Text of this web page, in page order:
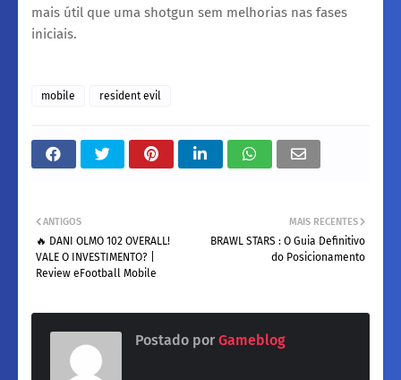
mais útil que uma shotgun sem melhorias nas fases
iniciais.
mobile resident evil
MAIS RECENTES
BRAWL STARS : ​O Guia Definitivo
do Posicionamento
ANTIGOS
🔥 DANI OLMO 102 OVERALL!
VALE O INVESTIMENTO? |
Review eFootball Mobile
Postado por Gameblog